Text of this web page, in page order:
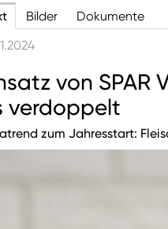
Bilder
Dokumente
von SPAR
verdoppelt
zum Jahresstart: